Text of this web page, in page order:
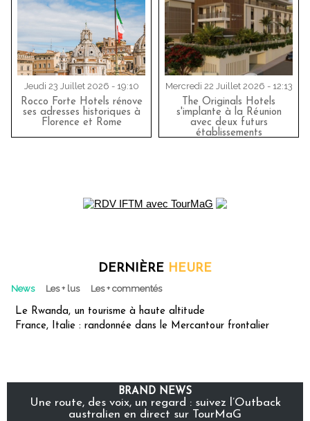
Jeudi 23 Juillet 2026 - 19:10
Rocco Forte Hotels rénove
ses adresses historiques à
Florence et Rome
Mercredi 22 Juillet 2026 - 12:13
The Originals Hotels
s'implante à la Réunion
avec deux futurs
établissements
DERNIÈRE HEURE
News Les + lus Les + commentés
Le Rwanda, un tourisme à haute altitude
France, Italie : randonnée dans le Mercantour frontalier
BRAND NEWS
Une route, des voix, un regard : suivez l’Outback
australien en direct sur TourMaG